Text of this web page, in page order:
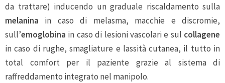
da trattare) inducendo un graduale riscaldamento sulla
melanina in caso di melasma, macchie e discromie,
sull’emoglobina in caso di lesioni vascolari e sul collagene
in caso di rughe, smagliature e lassità cutanea, il tutto in
total comfort per il paziente grazie al sistema di
raffreddamento integrato nel manipolo.